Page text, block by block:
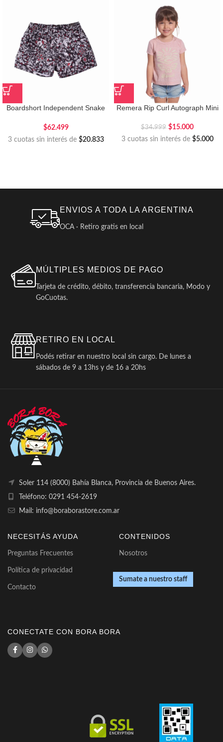
Boardshort Independent Snake
$62.499
3 cuotas sin interés de $20.833
Remera Rip Curl Autograph Mini
$34.999 $15.000
3 cuotas sin interés de $5.000
ENVIOS A TODA LA ARGENTINA
OCA · Retiro gratis en local
MÚLTIPLES MEDIOS DE PAGO
Tarjeta de crédito, débito, transferencia bancaria, Modo y
GoCuotas.
RETIRO EN LOCAL
Podés retirar en nuestro local sin cargo. De lunes a
sábados de 9 a 13hs y de 16 a 20hs
Soler 114 (8000) Bahía Blanca, Provincia de Buenos Aires.
Teléfono: 0291 454-2619
Mail: info@boraborastore.com.ar
NECESITÁS AYUDA
Preguntas Frecuentes
Política de privacidad
Contacto
CONTENIDOS
Nosotros
Sumate a nuestro staff
CONECTATE CON BORA BORA